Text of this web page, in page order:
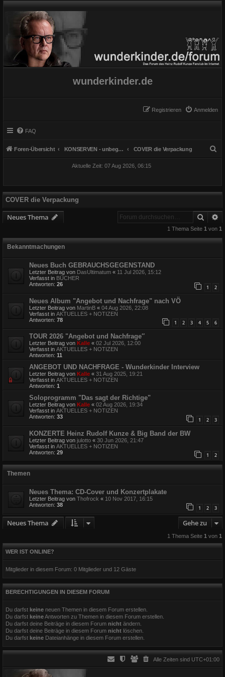
wunderkinder.de
Anmelden
Registrieren
FAQ
Foren-Übersicht KONSERVEN - unbegrenzt haltbar COVER die Verpackung
Aktuelle Zeit: 07 Aug 2026, 06:15
COVER die Verpackung
Neues Thema Suche
1 Thema Seite 1von 1
Bekanntmachungen
Neues Buch GEBRAUCHSGEGENSTAND
Letzter Beitrag von DasUltimatum « 11 Jul 2026, 15:12
Verfasst in BÜCHER
Antworten: 26 1 2
Neues Album "Angebot und Nachfrage" nach VÖ
Letzter Beitrag von MartinB « 04 Aug 2026, 22:08
Verfasst in AKTUELLES + NOTIZEN
Antworten: 78 1 2 3 4 5 6
TOUR 2026 "Angebot und Nachfrage″
Letzter Beitrag von Kalle « 02 Jul 2026, 12:00
Verfasst in AKTUELLES + NOTIZEN
Antworten: 11
ANGEBOT UND NACHFRAGE - Wunderkinder Interview
Letzter Beitrag von Kalle « 31 Aug 2025, 19:21
Verfasst in AKTUELLES + NOTIZEN
Antworten: 1
Soloprogramm "Das sagt der Richtige"
Letzter Beitrag von Kalle « 02 Aug 2026, 19:34
Verfasst in AKTUELLES + NOTIZEN
Antworten: 33 1 2 3
KONZERTE Heinz Rudolf Kunze & Big Band der BW
Letzter Beitrag von julotto « 30 Jun 2026, 21:47
Verfasst in AKTUELLES + NOTIZEN
Antworten: 29 1 2
Themen
Neues Thema: CD-Cover und Konzertplakate
Letzter Beitrag von Thofrock « 10 Nov 2017, 16:15
Antworten: 38 1 2 3
Neues Thema Gehe zu
1 Thema Seite 1 von 1
WER IST ONLINE?
Mitglieder in diesem Forum: 0 Mitglieder und 12 Gäste
BERECHTIGUNGEN IN DIESEM FORUM
Du darfst keine neuen Themen in diesem Forum erstellen.
Du darfst keineAntworten zu Themen in diesem Forum erstellen.
Du darfst deine Beiträge in diesem Forum nicht ändern.
Du darfst deine Beiträge in diesem Forum nicht löschen.
Du darfst keine Dateianhänge in diesem Forum erstellen.
Alle Zeiten sind UTC+01:00